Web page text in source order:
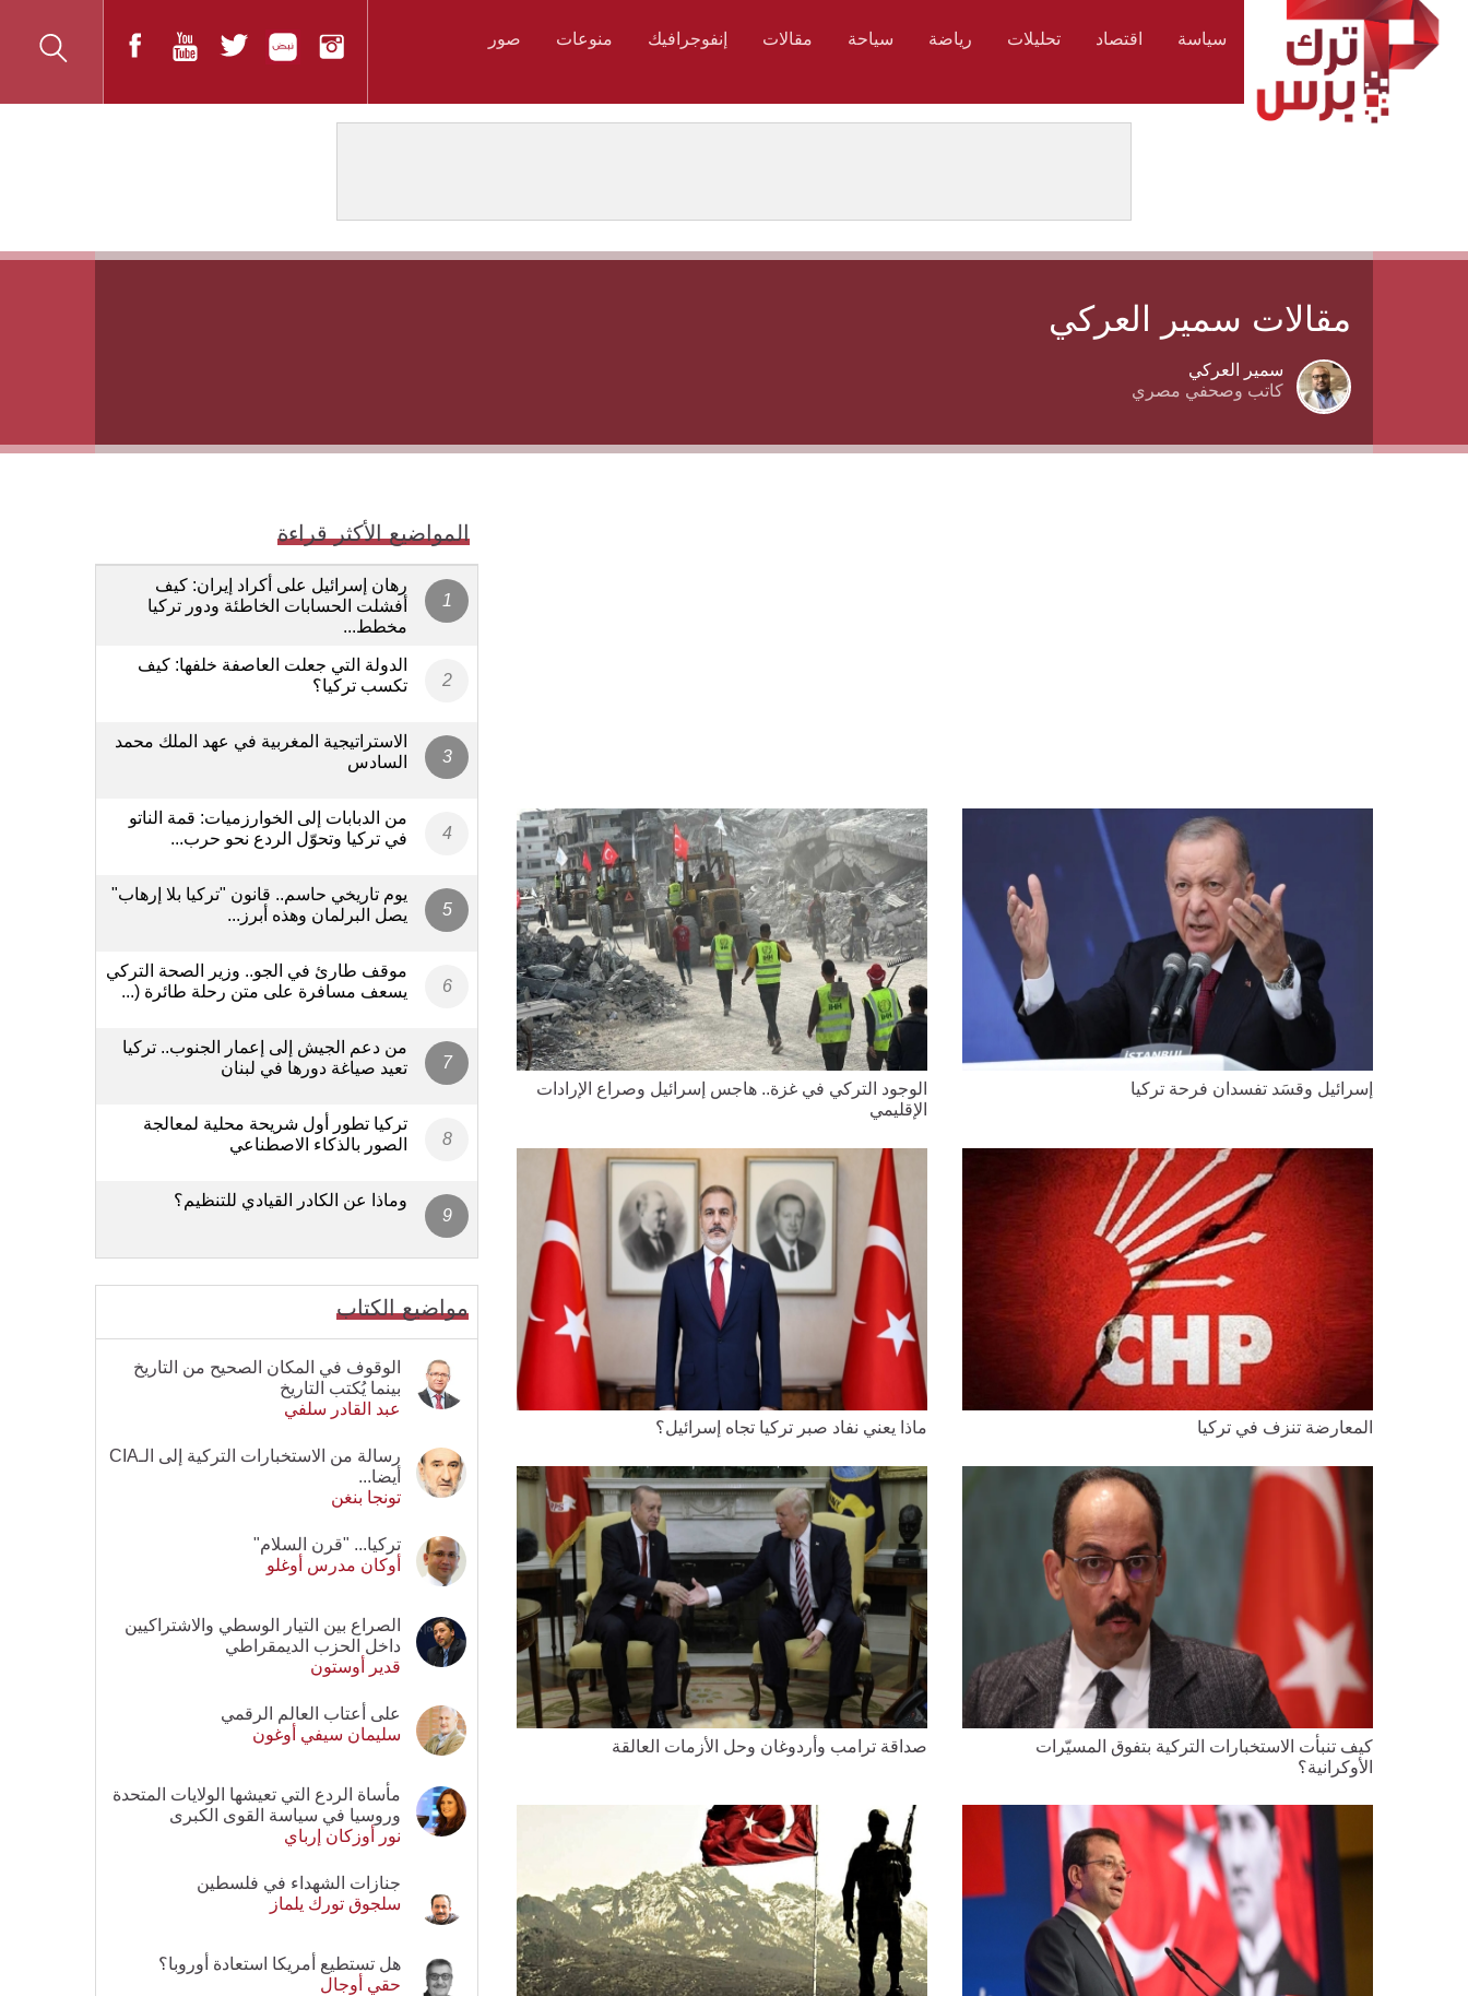
سياسة اقتصاد تحليلات رياضة سياحة مقالات إنفوجرافيك منوعات صور
مقالات سمير العركي
سمير العركي
كاتب وصحفي مصري
إسرائيل وقسَد تفسدان فرحة تركيا
الوجود التركي في غزة.. هاجس إسرائيل وصراع الإرادات
الإقليمي
المعارضة تنزف في تركيا ماذا يعني نفاد صبر تركيا تجاه إسرائيل؟
كيف تنبأت الاستخبارات التركية بتفوق المسيّرات
الأوكرانية؟
صداقة ترامب وأردوغان وحل الأزمات العالقة
المواضيع الأكثر قراءة
رهان إسرائيل على أكراد إيران: كيف
أفشلت الحسابات الخاطئة ودور تركيا
مخطط...
الدولة التي جعلت العاصفة خلفها: كيف
تكسب تركيا؟
الاستراتيجية المغربية في عهد الملك محمد
السادس
من الدبابات إلى الخوارزميات: قمة الناتو
في تركيا وتحوّل الردع نحو حرب...
يوم تاريخي حاسم.. قانون "تركيا بلا إرهاب"
يصل البرلمان وهذه أبرز...
موقف طارئ في الجو.. وزير الصحة التركي
يسعف مسافرة على متن رحلة طائرة (...
من دعم الجيش إلى إعمار الجنوب.. تركيا
تعيد صياغة دورها في لبنان
تركيا تطور أول شريحة محلية لمعالجة
الصور بالذكاء الاصطناعي
وماذا عن الكادر القيادي للتنظيم؟
مواضيع الكتاب
الوقوف في المكان الصحيح من التاريخ
بينما يُكتب التاريخ
عبد القادر سلفي
رسالة من الاستخبارات التركية إلى الـCIA
أيضا...
تونجا بنغن
تركيا... "قرن السلام"
أوكان مدرس أوغلو
الصراع بين التيار الوسطي والاشتراكيين
داخل الحزب الديمقراطي
قدير أوستون
على أعتاب العالم الرقمي
سليمان سيفي أوغون
مأساة الردع التي تعيشها الولايات المتحدة
وروسيا في سياسة القوى الكبرى
نور أوزكان إرباي
جنازات الشهداء في فلسطين
سلجوق تورك يلماز
هل تستطيع أمريكا استعادة أوروبا؟
حقي أوجال